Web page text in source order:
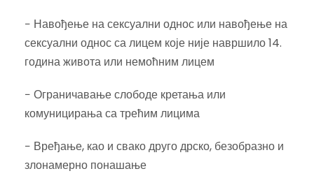
− Навођење на сексуални однос или навођење на
сексуални однос са лицем које није навршило 14.
година живота или немоћним лицем
− Ограничавање слободе кретања или
комуницирања са трећим лицима
− Вређање, као и свако друго дрско, безобразно и
злонамерно понашање